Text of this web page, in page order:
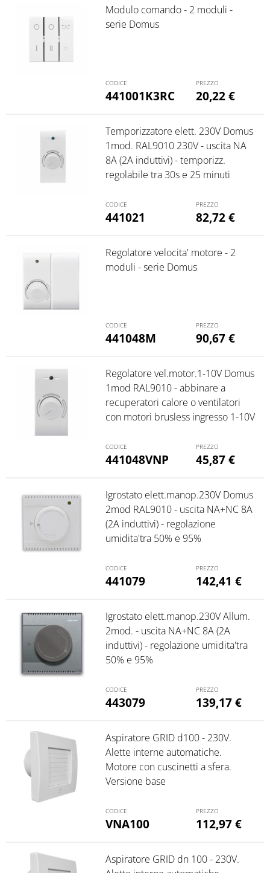
441001K3RC
Modulo comando - 2 moduli -
serie Domus
20,22€
441021
Temporizzatore elett. 230V Domus
1mod. RAL9010 230V - uscita NA
8A (2A induttivi) - temporizz.
regolabile tra 30s e 25 minuti
82,72€
441048M
Regolatore velocita' motore - 2
moduli - serie Domus
90,67€
441048VNP
Regolatore vel.motor.1-10V Domus
1mod RAL9010 - abbinare a
recuperatori calore o ventilatori
con motori brusless ingresso 1-10V
45,87€
441079
Igrostato elett.manop.230V Domus
2mod RAL9010 - uscita NA+NC 8A
(2A induttivi) - regolazione
umidita'tra 50% e 95%
142,41 €
443079
Igrostato elett.manop.230V Allum.
2mod. - uscita NA+NC 8A (2A
induttivi) - regolazione umidita'tra
50% e 95%
139,17€
VNA100
Aspiratore GRID d100 - 230V.
Alette interne automatiche.
Motore con cuscinetti a sfera.
Versione base
112,97€
Aspiratore GRID dn 100 - 230V.